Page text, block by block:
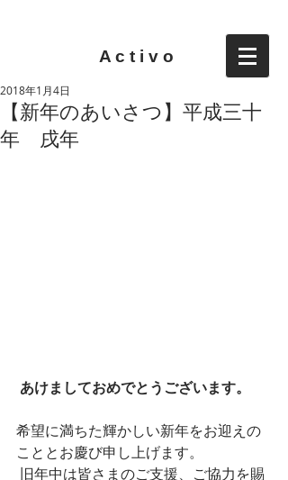
A c t i v o
【新年のあいさつ】平成三十
年 戌年
2018年1月4日
あけましておめでとうございます。
希望に満ちた輝かしい新年をお迎えの
こととお慶び申し上げます。